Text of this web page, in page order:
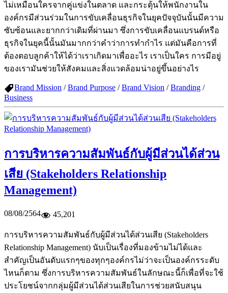
ไม่เหมือนใครจากคู่แข่งในตลาด และกระตุ้นให้พนักงานใน
องค์กรมีส่วนร่วมในการขับเคลื่อนธุรกิจในยุคปัจจุบันนั้นมีความ
ซับซ้อนและยากกว่าเดิมที่ผ่านมา ซึ่งการขับเคลื่อนแบรนด์หรือ
ธุรกิจในยุคนี้นั้นมันมากกว่าคำว่าการทำกำไร แต่มันคือการที่
ต้องตอบลูกค้าให้ได้ว่าเราเกิดมาเพื่ออะไร เราเป็นใคร การมีอยู่
ของเรามันช่วยให้สังคมและสิ่งแวดล้อมน่าอยู่ขึ้นอย่างไร
Brand Mission /Brand Purpose /Brand Vision /Branding /
Business
การบริหารความสัมพันธ์กับผู้มีส่วนได้ส่วน
เสีย (Stakeholders Relationship
Management)
08/08/2564 45,201
การบริหารความสัมพันธ์กับผู้มีส่วนได้ส่วนเสีย (Stakeholders
Relationship Management) นับเป็นเรื่องที่มองข้ามไม่ได้และ
สำคัญเป็นอันดับแรกๆของทุกๆองค์กรไม่ว่าจะเป็นองค์กรระดับ
ไหนก็ตาม ซึ่งการบริหารความสัมพันธ์ในลักษณะนี้ก็เพื่อที่จะใช้
ประโยชน์จากกลุ่มผู้มีส่วนได้ส่วนเสียในการช่วยสนับสนุน